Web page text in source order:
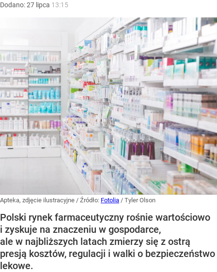
Dodano:27 lipca 13:15
Apteka, zdjęcie ilustracyjne / Źródło: Fotolia / Tyler Olson
Polski rynek farmaceutyczny rośnie wartościowo
i zyskuje na znaczeniu w gospodarce,
ale w najbliższych latach zmierzy się z ostrą
presją kosztów, regulacji i walki o bezpieczeństwo
lekowe.